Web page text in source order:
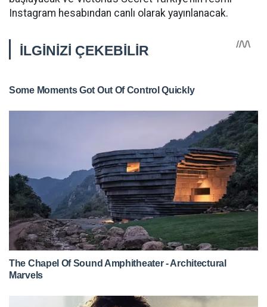
Instagram hesabından canlı olarak yayınlanacak.